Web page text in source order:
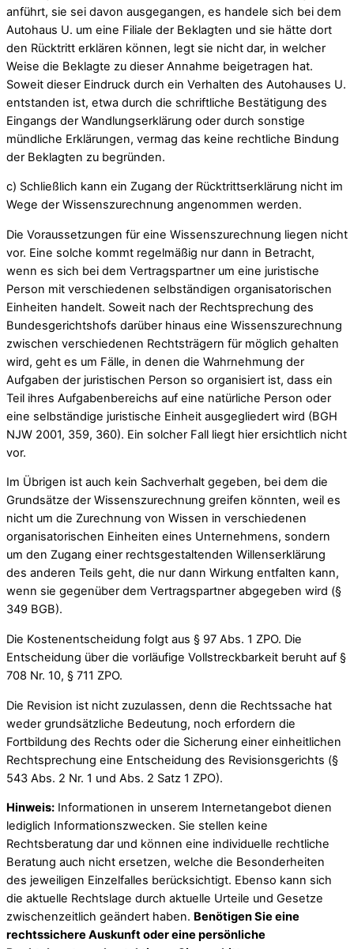
anführt, sie sei davon ausgegangen, es handele sich bei dem
Autohaus U. um eine Filiale der Beklagten und sie hätte dort
den Rücktritt erklären können, legt sie nicht dar, in welcher
Weise die Beklagte zu dieser Annahme beigetragen hat.
Soweit dieser Eindruck durch ein Verhalten des Autohauses U.
entstanden ist, etwa durch die schriftliche Bestätigung des
Eingangs der Wandlungserklärung oder durch sonstige
mündliche Erklärungen, vermag das keine rechtliche Bindung
der Beklagten zu begründen.
c) Schließlich kann ein Zugang der Rücktrittserklärung nicht im
Wege der Wissenszurechnung angenommen werden.
Die Voraussetzungen für eine Wissenszurechnung liegen nicht
vor. Eine solche kommt regelmäßig nur dann in Betracht,
wenn es sich bei dem Vertragspartner um eine juristische
Person mit verschiedenen selbständigen organisatorischen
Einheiten handelt. Soweit nach der Rechtsprechung des
Bundesgerichtshofs darüber hinaus eine Wissenszurechnung
zwischen verschiedenen Rechtsträgern für möglich gehalten
wird, geht es um Fälle, in denen die Wahrnehmung der
Aufgaben der juristischen Person so organisiert ist, dass ein
Teil ihres Aufgabenbereichs auf eine natürliche Person oder
eine selbständige juristische Einheit ausgegliedert wird (BGH
NJW 2001, 359, 360). Ein solcher Fall liegt hier ersichtlich nicht
vor.
Im Übrigen ist auch kein Sachverhalt gegeben, bei dem die
Grundsätze der Wissenszurechnung greifen könnten, weil es
nicht um die Zurechnung von Wissen in verschiedenen
organisatorischen Einheiten eines Unternehmens, sondern
um den Zugang einer rechtsgestaltenden Willenserklärung
des anderen Teils geht, die nur dann Wirkung entfalten kann,
wenn sie gegenüber dem Vertragspartner abgegeben wird (§
349 BGB).
Die Kostenentscheidung folgt aus § 97 Abs. 1 ZPO. Die
Entscheidung über die vorläufige Vollstreckbarkeit beruht auf §
708 Nr. 10, § 711 ZPO.
Die Revision ist nicht zuzulassen, denn die Rechtssache hat
weder grundsätzliche Bedeutung, noch erfordern die
Fortbildung des Rechts oder die Sicherung einer einheitlichen
Rechtsprechung eine Entscheidung des Revisionsgerichts (§
543 Abs. 2 Nr. 1 und Abs. 2 Satz 1 ZPO).
Hinweis: Informationen in unserem Internetangebot dienen
lediglich Informationszwecken. Sie stellen keine
Rechtsberatung dar und können eine individuelle rechtliche
Beratung auch nicht ersetzen, welche die Besonderheiten
des jeweiligen Einzelfalles berücksichtigt. Ebenso kann sich
die aktuelle Rechtslage durch aktuelle Urteile und Gesetze
zwischenzeitlich geändert haben. Benötigen Sie eine
rechtssichere Auskunft oder eine persönliche